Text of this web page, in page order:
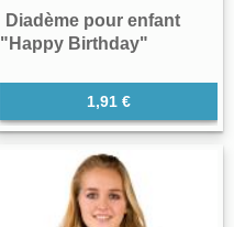
Diadème pour enfant
"Happy Birthday"
1,91 €